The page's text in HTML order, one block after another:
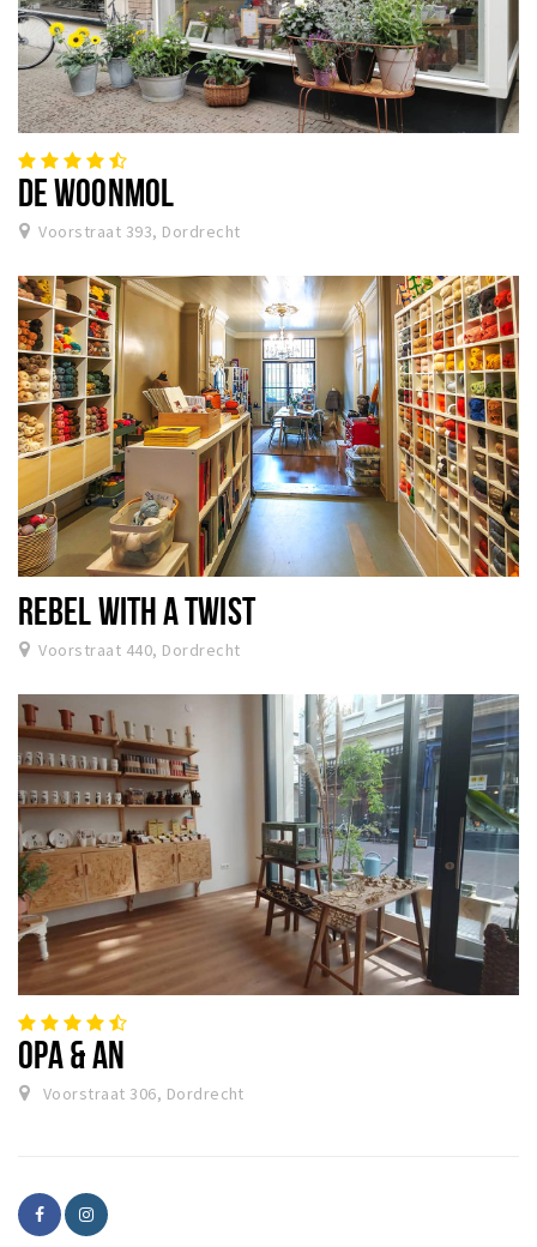
DE WOONMOL
Voorstraat 393, Dordrecht
REBEL WITH A TWIST
Voorstraat 440, Dordrecht
OPA & AN
Voorstraat 306, Dordrecht